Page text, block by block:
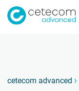
cetecom advanced ›